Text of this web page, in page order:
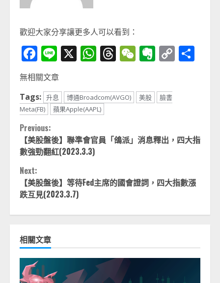
歡迎大家分享讓更多人可以看到：
Facebook
Line
X WhatsApp
Threads
WeChat
Evernote
Copy
Link
無相關文章
Tags: 升息 博通Broadcom(AVGO) 美股
臉書
Meta(FB)
蘋果Apple(AAPL)
Continue
Reading
Previous:
【美股盤後】聯準會官員「鴿派」消息釋出，四大指
數強勁翻紅(2023.3.3)
Next:
【美股盤後】等待Fed主席的國會證詞，四大指數漲
跌互見(2023.3.7)
相關文章